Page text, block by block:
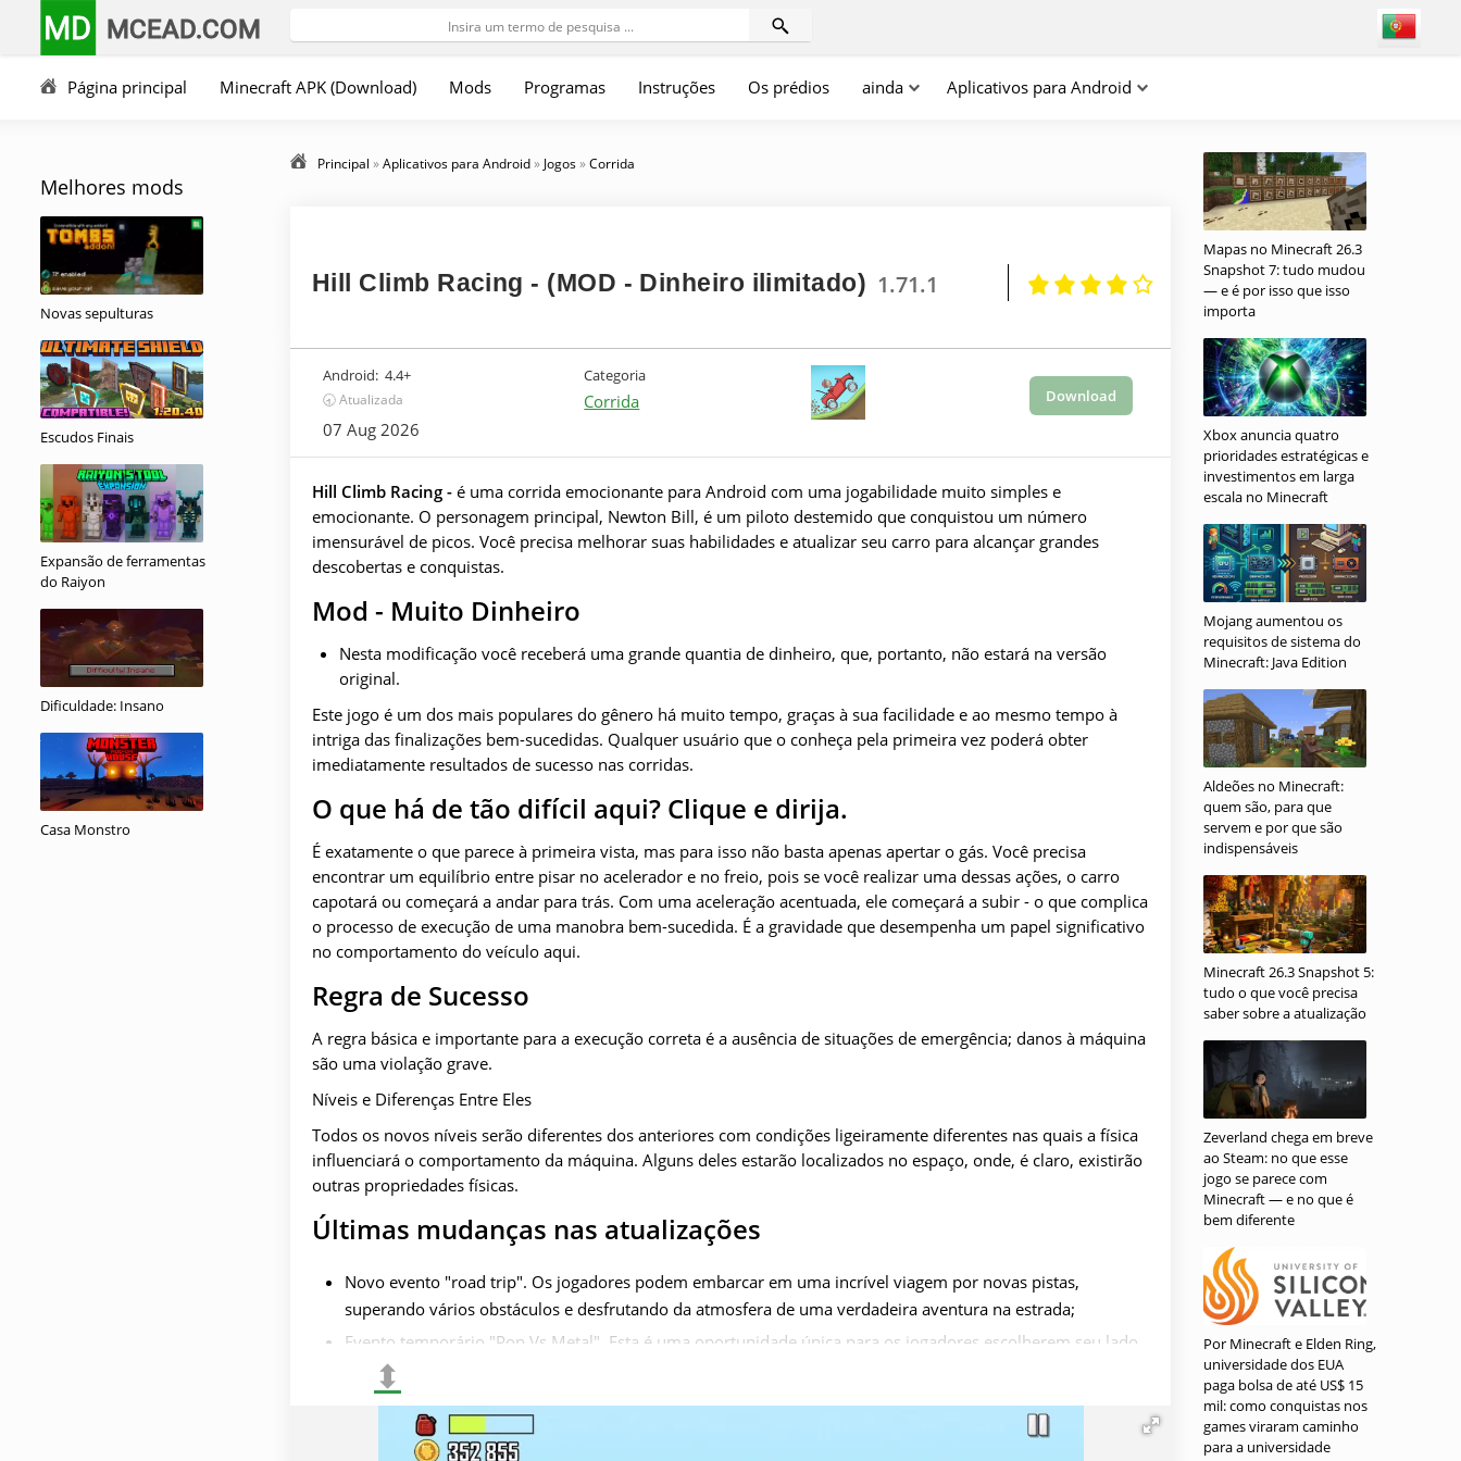
MD MCEAD.COM
Página principal Minecraft APK (Download) Mods Programas Instruções Os prédios ainda Aplicativos para Android
Melhores mods
Novas sepulturas
Escudos Finais
Expansão de ferramentas
do Raiyon
Dificuldade: Insano
Casa Monstro
Principal »Aplicativos para Android» Jogos»Corrida
Hill Climb Racing - (MOD - Dinheiro ilimitado) 1.71.1
Android: 4.4+
🕣 Atualizada
07 Aug 2026
Categoria
Corrida Download
Hill Climb Racing - é uma corrida emocionante para Android com uma jogabilidade muito simples e
emocionante. O personagem principal, Newton Bill, é um piloto destemido que conquistou um número
imensurável de picos. Você precisa melhorar suas habilidades e atualizar seu carro para alcançar grandes
descobertas e conquistas.
Mod - Muito Dinheiro
Nesta modificação você receberá uma grande quantia de dinheiro, que, portanto, não estará na versão
original.
Este jogo é um dos mais populares do gênero há muito tempo, graças à sua facilidade e ao mesmo tempo à
intriga das finalizações bem-sucedidas. Qualquer usuário que o conheça pela primeira vez poderá obter
imediatamente resultados de sucesso nas corridas.
O que há de tão difícil aqui? Clique e dirija.
É exatamente o que parece à primeira vista, mas para isso não basta apenas apertar o gás. Você precisa
encontrar um equilíbrio entre pisar no acelerador e no freio, pois se você realizar uma dessas ações, o carro
capotará ou começará a andar para trás. Com uma aceleração acentuada, ele começará a subir - o que complica
o processo de execução de uma manobra bem-sucedida. É a gravidade que desempenha um papel significativo
no comportamento do veículo aqui.
Regra de Sucesso
A regra básica e importante para a execução correta é a ausência de situações de emergência; danos à máquina
são uma violação grave.
Níveis e Diferenças Entre Eles
Todos os novos níveis serão diferentes dos anteriores com condições ligeiramente diferentes nas quais a física
influenciará o comportamento da máquina. Alguns deles estarão localizados no espaço, onde, é claro, existirão
outras propriedades físicas.
Últimas mudanças nas atualizações
Novo evento "road trip". Os jogadores podem embarcar em uma incrível viagem por novas pistas,
superando vários obstáculos e desfrutando da atmosfera de uma verdadeira aventura na estrada;
Evento temporário "Pop Vs Metal". Esta é uma oportunidade única para os jogadores escolherem seu lado
em uma batalha musical, competindo pelo primeiro lugar. O evento oferece diversas recompensas e itens
especiais que só podem ser obtidos durante este evento;
Novas pistas foram adicionadas, trazendo mais variedade às corridas. Mas provavelmente a novidade
mais significativa é o editor de garagem. Agora os jogadores podem personalizar seus veículos, criando
⬍
Mapas no Minecraft 26.3
Snapshot 7: tudo mudou
— e é por isso que isso
importa
Xbox anuncia quatro
prioridades estratégicas e
investimentos em larga
escala no Minecraft
Mojang aumentou os
requisitos de sistema do
Minecraft: Java Edition
Aldeões no Minecraft:
quem são, para que
servem e por que são
indispensáveis
Minecraft 26.3 Snapshot 5:
tudo o que você precisa
saber sobre a atualização
Zeverland chega em breve
ao Steam: no que esse
jogo se parece com
Minecraft — e no que é
bem diferente
Por Minecraft e Elden Ring,
universidade dos EUA
paga bolsa de até US$ 15
mil: como conquistas nos
games viraram caminho
para a universidade